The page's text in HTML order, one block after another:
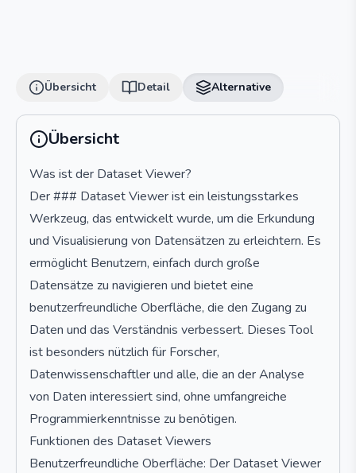
Übersicht Detail Alternative
Übersicht
Was ist der Dataset Viewer?
Der ### Dataset Viewer ist ein leistungsstarkes
Werkzeug, das entwickelt wurde, um die Erkundung
und Visualisierung von Datensätzen zu erleichtern. Es
ermöglicht Benutzern, einfach durch große
Datensätze zu navigieren und bietet eine
benutzerfreundliche Oberfläche, die den Zugang zu
Daten und das Verständnis verbessert. Dieses Tool
ist besonders nützlich für Forscher,
Datenwissenschaftler und alle, die an der Analyse
von Daten interessiert sind, ohne umfangreiche
Programmierkenntnisse zu benötigen.
Funktionen des Dataset Viewers
Benutzerfreundliche Oberfläche: Der Dataset Viewer